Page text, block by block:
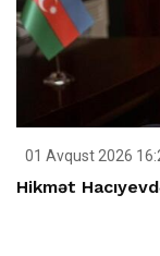
01 Avqust 2026
Hikmət